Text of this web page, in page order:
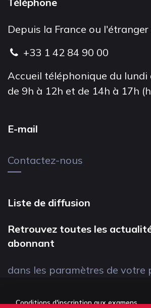
Depuis la France ou l'étranger
+33 1 42 84 90 00
Accueil téléphonique du lundi
de 9h à 12h et de 14h à 17h
E-mail
Contactez-nous
Liste de diffusion
Retrouvez toutes les
abonnant
dans les paramètres de votre
Conditions d'inscription aux examens